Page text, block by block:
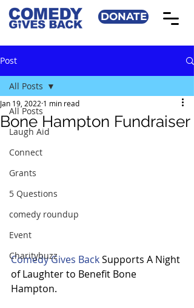
DONATE
Post
All Posts
Laugh Aid
Connect
Grants
5 Questions
comedy roundup
Event
Charitybuzz
All Posts
Bone Hampton Fundraiser
Jan 19, 2022 1 min read
Comedy Gives Back Supports A Night
of Laughter to Benefit Bone
Hampton.